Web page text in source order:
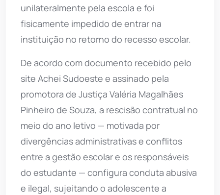
unilateralmente pela escola e foi
fisicamente impedido de entrar na
instituição no retorno do recesso escolar.
De acordo com documento recebido pelo
site Achei Sudoeste e assinado pela
promotora de Justiça Valéria Magalhães
Pinheiro de Souza, a rescisão contratual no
meio do ano letivo — motivada por
divergências administrativas e conflitos
entre a gestão escolar e os responsáveis
do estudante — configura conduta abusiva
e ilegal, sujeitando o adolescente a